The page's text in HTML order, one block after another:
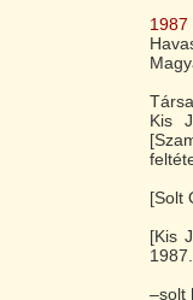
1987
Kis
[Solt
[Kis
1987.
–solt